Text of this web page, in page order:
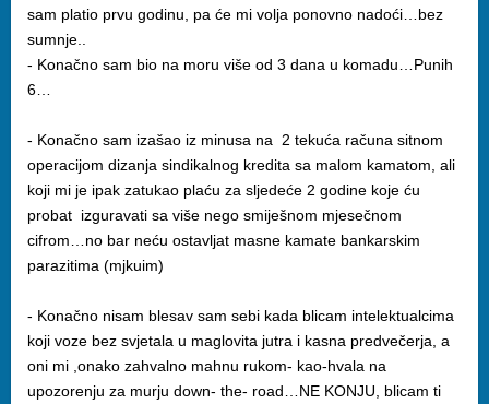
sam platio prvu godinu, pa će mi volja ponovno nadoći…bez
sumnje..
- Konačno sam bio na moru više od 3 dana u komadu…Punih
6…
- Konačno sam izašao iz minusa na 2 tekuća računa sitnom
operacijom dizanja sindikalnog kredita sa malom kamatom, ali
koji mi je ipak zatukao plaću za sljedeće 2 godine koje ću
probat izguravati sa više nego smiješnom mjesečnom
cifrom…no bar neću ostavljat masne kamate bankarskim
parazitima (mjkuim)
- Konačno nisam blesav sam sebi kada blicam intelektualcima
koji voze bez svjetala u maglovita jutra i kasna predvečerja, a
oni mi ,onako zahvalno mahnu rukom- kao-hvala na
upozorenju za murju down- the- road…NE KONJU, blicam ti